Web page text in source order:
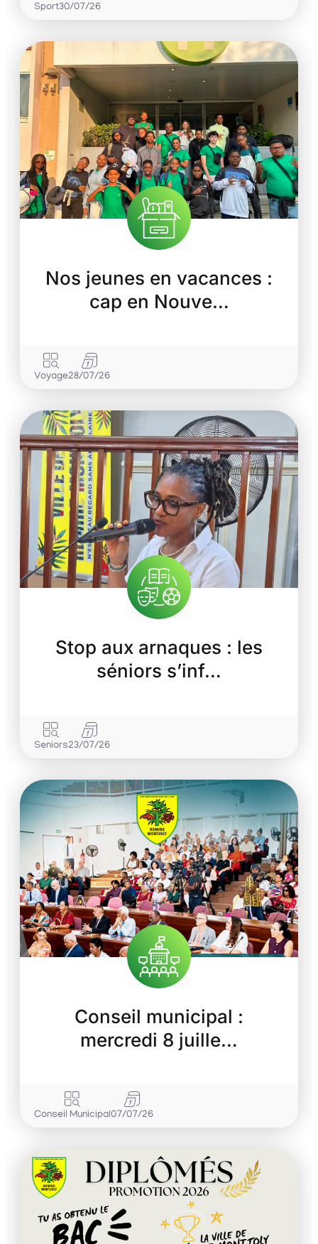
Sport30/07/26
Nos jeunes en vacances :
cap en Nouve…
Voyage28/07/26
Stop aux arnaques : les
séniors s’inf…
Seniors23/07/26
Conseil municipal :
mercredi 8 juille…
Conseil Municipal07/07/26